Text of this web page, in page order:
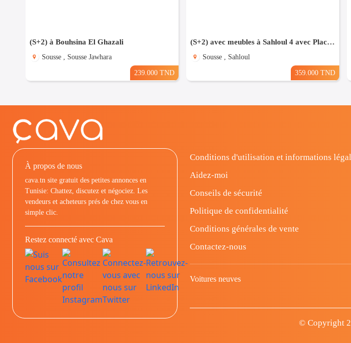
(S+2) à Bouhsina El Ghazali
Sousse , Sousse Jawhara
239.000 TND
(S+2) avec meubles à Sahloul 4 avec Place de Parking
Sousse , Sahloul
359.000 TND
À propos de nous
cava.tn site gratuit des petites annonces en
Tunisie: Chattez, discutez et négociez. Les
vendeurs et acheteurs prés de chez vous en
simple clic.
Restez connecté avec Cava
Conditions d'utilisation et informations
Aidez-moi
Conseils de sécurité
Politique de confidentialité
Conditions générales de vente
Contactez-nous
Voitures neuves
© Copyright